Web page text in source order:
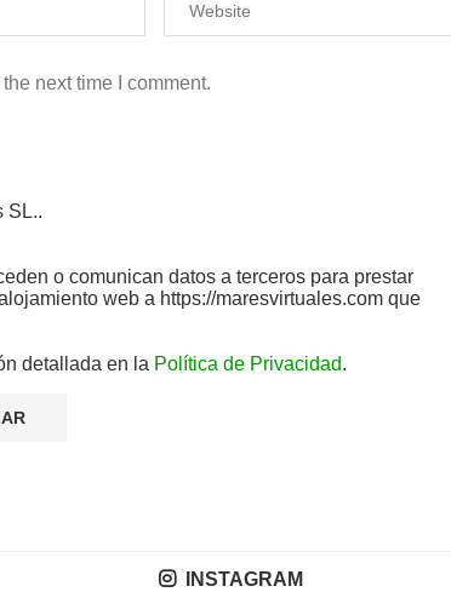
next time I comment.
SL..
o comunican datos a terceros para prestar
web a https://maresvirtuales.com que
detallada en la Política de Privacidad.
INSTAGRAM